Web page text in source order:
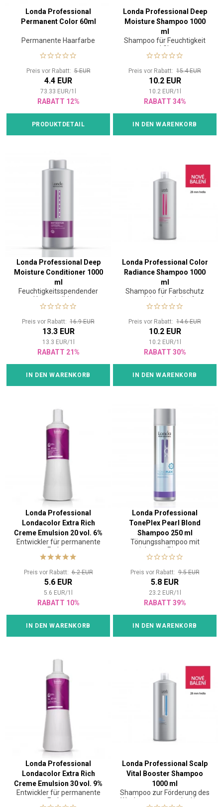
Londa Professional
Permanent Color 60ml
Permanente Haarfarbe
Preis vor Rabatt:5 EUR
4.4 EUR
73.33 EUR/1
RABATT 12%
PRODUKTDETAIL
Londa Professional Deep
Moisture Shampoo 1000
ml
Shampoo für Feuchtigkeit
und Glanz
Preis vor Rabatt: 15.4 EUR
10.2 EUR
10.2 EUR/1
RABATT 34%
IN DEN WARENKORB
Londa Professional Deep
Moisture Conditioner 1000
ml
Feuchtigkeitsspendender
Haarconditioner
Preis vor Rabatt: 16.9 EUR
13.3 EUR
13.3 EUR/1
RABATT 21%
IN DEN WARENKORB
Londa Professional Color
Radiance Shampoo 1000
ml
Shampoo für Farbschutz
und Haarleuchtkraft
Preis vor Rabatt: 14.6 EUR
10.2 EUR
10.2 EUR/1
RABATT 30%
IN DEN WARENKORB
Londa Professional
Londacolor Extra Rich
Creme Emulsion 20 vol. 6%
1000 ml
Entwickler für permanente
Farben
Preis vor Rabatt:6.2 EUR
5.6 EUR
5.6 EUR/1
RABATT 10%
IN DEN WARENKORB
Londa Professional
TonePlex Pearl Blond
Shampoo 250 ml
Tönungsshampoo mit
violettem Pigment
Preis vor Rabatt:9.5 EUR
5.8 EUR
23.2 EUR/1
RABATT 39%
IN DEN WARENKORB
Londa Professional
Londacolor Extra Rich
Creme Emulsion 30 vol. 9%
1000 ml
Entwickler für permanente
Farben
Londa Professional Scalp
Vital Booster Shampoo
1000 ml
Shampoo zur Förderung des
Wachstums gesunder Haare